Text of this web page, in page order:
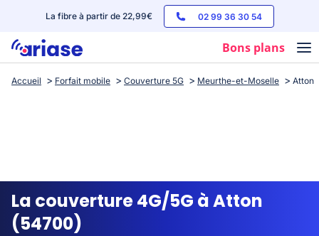
La fibre à partir de 22,99€ 02 99 36 30 54
Bons plans
Box internet
Streaming
Accueil Forfait mobile Couverture 5G Meurthe-et-Moselle Atton
La couverture 4G/5G à Atton
(54700)